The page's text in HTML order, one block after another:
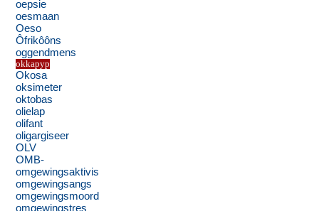
oepsie
oesmaan
Oeso
Ôfrikôôns
oggendmens
okkapyp
Okosa
oksimeter
oktobas
olielap
olifant
oligargiseer
OLV
OMB-
omgewingsaktivis
omgewingsangs
omgewingsmoord
omgewingstres